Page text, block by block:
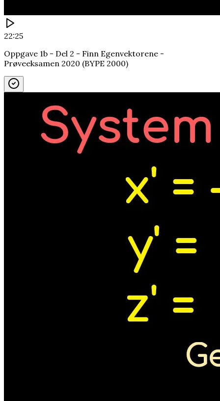
22:25
Oppgave 1b - Del 2 - Finn Egenvektorene -
Prøveeksamen 2020 (BYPE 2000)